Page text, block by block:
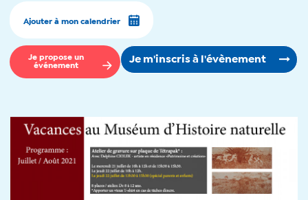
Ajouter à mon calendrier
Je m'inscris à l'évènement
Je propose un
événement